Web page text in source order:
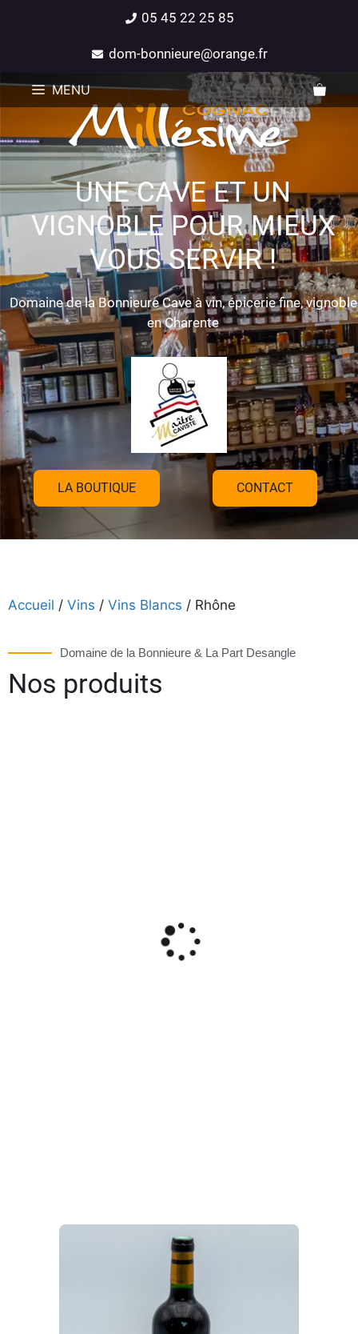
05 45 22 25 85
dom-bonnieure@orange.fr
MENU
UNE CAVE ET UN
VIGNOBLE POUR MIEUX
VOUS SERVIR !
Domaine de la Bonnieure Cave à vin, épicerie fine, vignoble
en Charente
LA BOUTIQUE CONTACT
Accueil / Vins / Vins Blancs / Rhône
Domaine de la Bonnieure & La Part Desangle
Nos produits